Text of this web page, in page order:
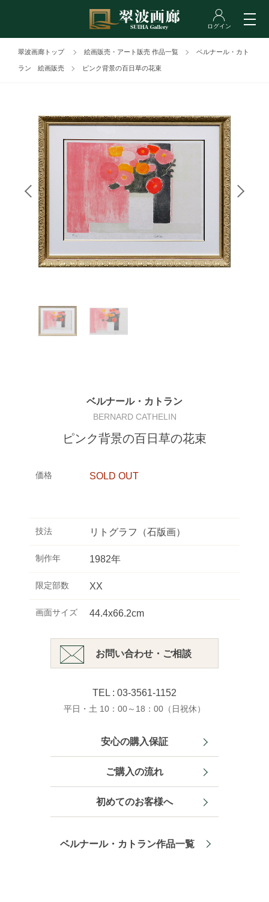
翠波画廊トップ 絵画販売・アート販売 作品一覧 ベルナール・カト
ラン 絵画販売 ピンク背景の百日草の花束
ベルナール・カトラン
BERNARD CATHELIN
ピンク背景の百日草の花束
価格 SOLD OUT
技法 リトグラフ（石版画）
制作年 1982年
限定部数 XX
画面サイズ 44.4x66.2cm
お問い合わせ・ご相談
TEL : 03-3561-1152
平日・土 10：00～18：00（日祝休）
安心の購入保証
ご購入の流れ
初めてのお客様へ
ベルナール・カトラン作品一覧